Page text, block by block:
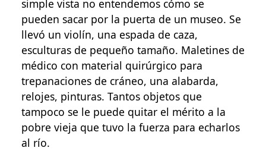
simple vista no entendemos cómo se
pueden sacar por la puerta de un museo. Se
llevó un violín, una espada de caza,
esculturas de pequeño tamaño. Maletines de
médico con material quirúrgico para
trepanaciones de cráneo, una alabarda,
relojes, pinturas. Tantos objetos que
tampoco se le puede quitar el mérito a la
pobre vieja que tuvo la fuerza para echarlos
al río.